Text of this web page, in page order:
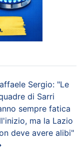
Sergio: "Le
di Sarri
sempre fatica
ma la Lazio
deve avere alibi"